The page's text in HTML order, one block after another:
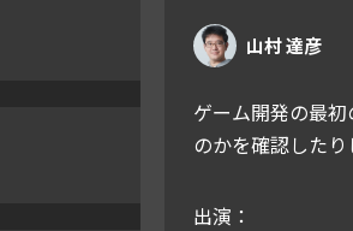
山村 達彦
ゲーム開発の最
のかを確認した
出演：